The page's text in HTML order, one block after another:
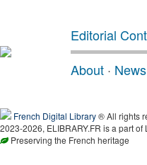
Editorial
About · News
French Digital Library® All rights
2023-2026, ELIBRARY.FR is a part
Preserving the French heritage